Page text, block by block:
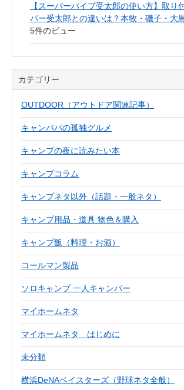
【スーパーパイプ受太郎の使い方】取り
パー受太郎との違いは？本牧・磯子・大
5件のビュー
カテゴリー
OUTDOOR（アウトドア関連記事）
キャンパパの孤独グルメ
キャンプの夜に読みたい本
キャンプコラム
キャンプネタ以外（話題・一般ネタ）
キャンプ用品・道具 物色＆購入
キャンプ飯（料理・お酒）
コールマン製品
ソロキャンプ 一人キャンパー
マイホームネタ
マイホームネタ はじめに
未分類
横浜DeNAベイスターズ（野球ネタ全般）